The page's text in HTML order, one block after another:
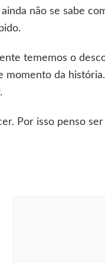
não se sabe
tememos o
da
Por isso penso